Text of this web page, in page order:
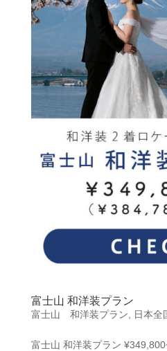
富士山 和洋装プラン
富士山 和洋装プラン 日本全
富士山 和洋装プラン